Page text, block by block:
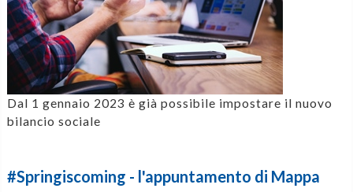
Dal 1 gennaio 2023 è già possibile impostare il nuovo
bilancio sociale
#Springiscoming - l'appuntamento di Mappa